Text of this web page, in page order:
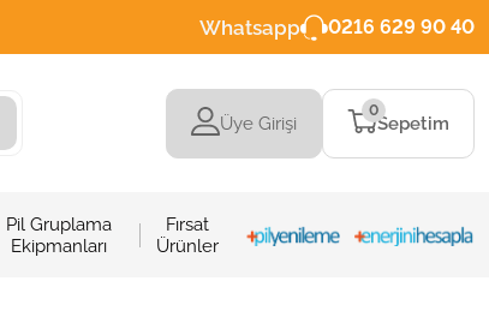
Whatsapp 0216 629 90 40
Üye Girişi Sepetim
0
Pil Gruplama
Ekipmanları
Fırsat
Ürünler